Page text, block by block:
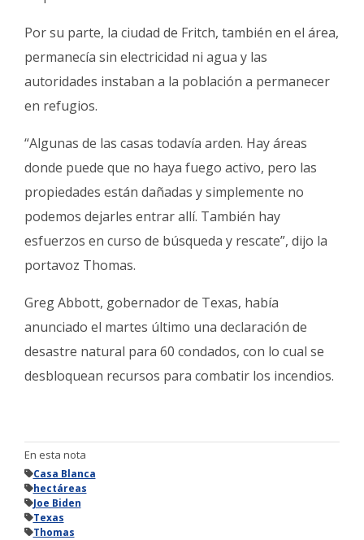
Por su parte, la ciudad de Fritch, también en el área,
permanecía sin electricidad ni agua y las
autoridades instaban a la población a permanecer
en refugios.
“Algunas de las casas todavía arden. Hay áreas
donde puede que no haya fuego activo, pero las
propiedades están dañadas y simplemente no
podemos dejarles entrar allí. También hay
esfuerzos en curso de búsqueda y rescate”, dijo la
portavoz Thomas.
Greg Abbott, gobernador de Texas, había
anunciado el martes último una declaración de
desastre natural para 60 condados, con lo cual se
desbloquean recursos para combatir los incendios.
En esta nota
Casa Blanca
hectáreas
Joe Biden
Texas
Thomas